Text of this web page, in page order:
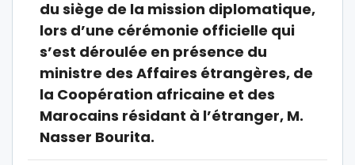
du siège de la mission diplomatique,
lors d’une cérémonie officielle qui
s’est déroulée en présence du
ministre des Affaires étrangères, de
la Coopération africaine et des
Marocains résidant à l’étranger, M.
Nasser Bourita.